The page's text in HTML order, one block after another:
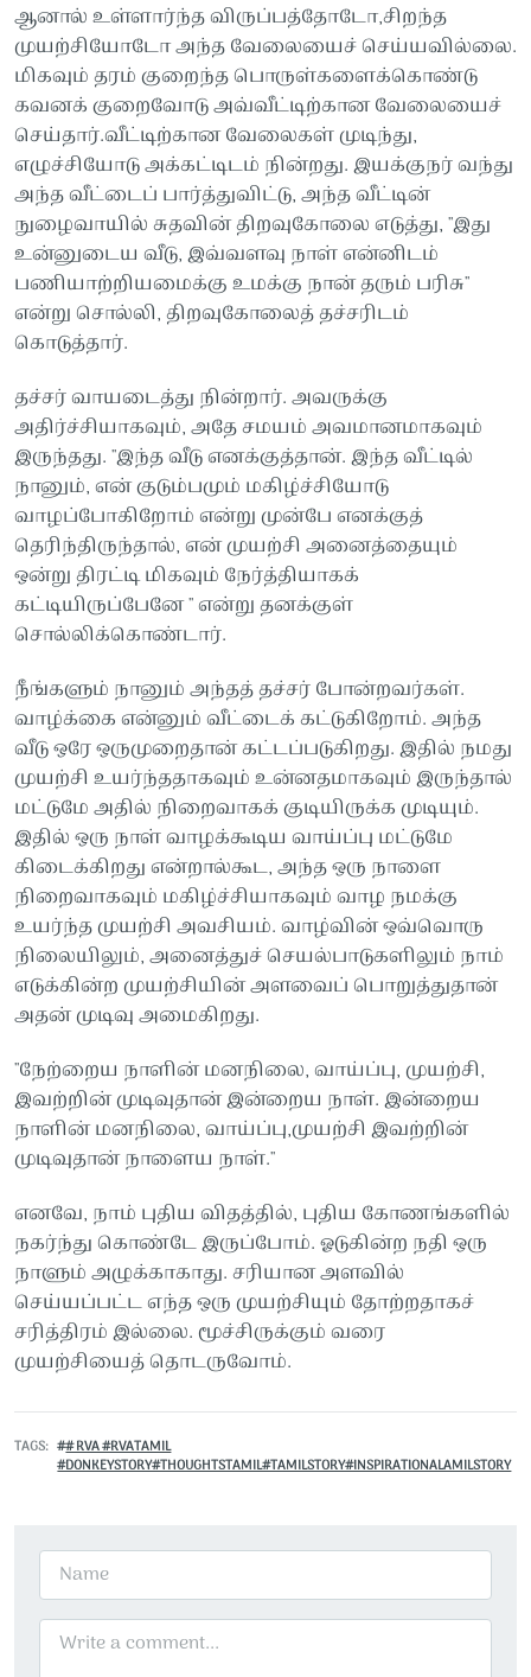
ஆனால் உள்ளார்ந்த விருப்பத்தோடோ,சிறந்த
முயற்சியோடோ அந்த வேலையைச் செய்யவில்லை.
மிகவும் தரம் குறைந்த பொருள்களைக்கொண்டு
கவனக் குறைவோடு அவ்வீட்டிற்கான வேலையைச்
செய்தார்.வீட்டிற்கான வேலைகள் முடிந்து,
எழுச்சியோடு அக்கட்டிடம் நின்றது. இயக்குநர் வந்து
அந்த வீட்டைப் பார்த்துவிட்டு, அந்த வீட்டின்
நுழைவாயில் சுதவின் திறவுகோலை எடுத்து, "இது
உன்னுடைய வீடு, இவ்வளவு நாள் என்னிடம்
பணியாற்றியமைக்கு உமக்கு நான் தரும் பரிசு"
என்று சொல்லி, திறவுகோலைத் தச்சரிடம்
கொடுத்தார்.
தச்சர் வாயடைத்து நின்றார். அவருக்கு
அதிர்ச்சியாகவும், அதே சமயம் அவமானமாகவும்
இருந்தது. "இந்த வீடு எனக்குத்தான். இந்த வீட்டில்
நானும், என் குடும்பமும் மகிழ்ச்சியோடு
வாழப்போகிறோம் என்று முன்பே எனக்குத்
தெரிந்திருந்தால், என் முயற்சி அனைத்தையும்
ஒன்று திரட்டி மிகவும் நேர்த்தியாகக்
கட்டியிருப்பேனே " என்று தனக்குள்
சொல்லிக்கொண்டார்.
நீங்களும் நானும் அந்தத் தச்சர் போன்றவர்கள்.
வாழ்க்கை என்னும் வீட்டைக் கட்டுகிறோம். அந்த
வீடு ஒரே ஒருமுறைதான் கட்டப்படுகிறது. இதில் நமது
முயற்சி உயர்ந்ததாகவும் உன்னதமாகவும் இருந்தால்
மட்டுமே அதில் நிறைவாகக் குடியிருக்க முடியும்.
இதில் ஒரு நாள் வாழக்கூடிய வாய்ப்பு மட்டுமே
கிடைக்கிறது என்றால்கூட, அந்த ஒரு நாளை
நிறைவாகவும் மகிழ்ச்சியாகவும் வாழ நமக்கு
உயர்ந்த முயற்சி அவசியம். வாழ்வின் ஒவ்வொரு
நிலையிலும், அனைத்துச் செயல்பாடுகளிலும் நாம்
எடுக்கின்ற முயற்சியின் அளவைப் பொறுத்துதான்
அதன் முடிவு அமைகிறது.
"நேற்றைய நாளின் மனநிலை, வாய்ப்பு, முயற்சி,
இவற்றின் முடிவுதான் இன்றைய நாள். இன்றைய
நாளின் மனநிலை, வாய்ப்பு,முயற்சி இவற்றின்
முடிவுதான் நாளைய நாள்."
எனவே, நாம் புதிய விதத்தில், புதிய கோணங்களில்
நகர்ந்து கொண்டே இருப்போம். ஓடுகின்ற நதி ஒரு
நாளும் அழுக்காகாது. சரியான அளவில்
செய்யப்பட்ட எந்த ஒரு முயற்சியும் தோற்றதாகச்
சரித்திரம் இல்லை. மூச்சிருக்கும் வரை
முயற்சியைத் தொடருவோம்.
TAGS
# RVA #RVATAMIL
#DONKEYSTORY#THOUGHTSTAMIL#TAMILSTORY#INSPIRATIONALAMILSTORY